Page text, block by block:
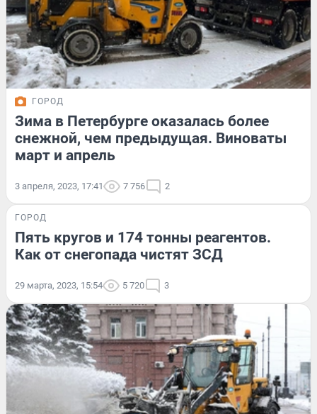
ГОРОД
Зима в Петербурге оказалась более
снежной, чем предыдущая. Виноваты
март и апрель
3 апреля, 2023, 17:41 7 756 2
ГОРОД
Пять кругов и 174 тонны реагентов.
Как от снегопада чистят ЗСД
29 марта, 2023, 15:54 5 720 3